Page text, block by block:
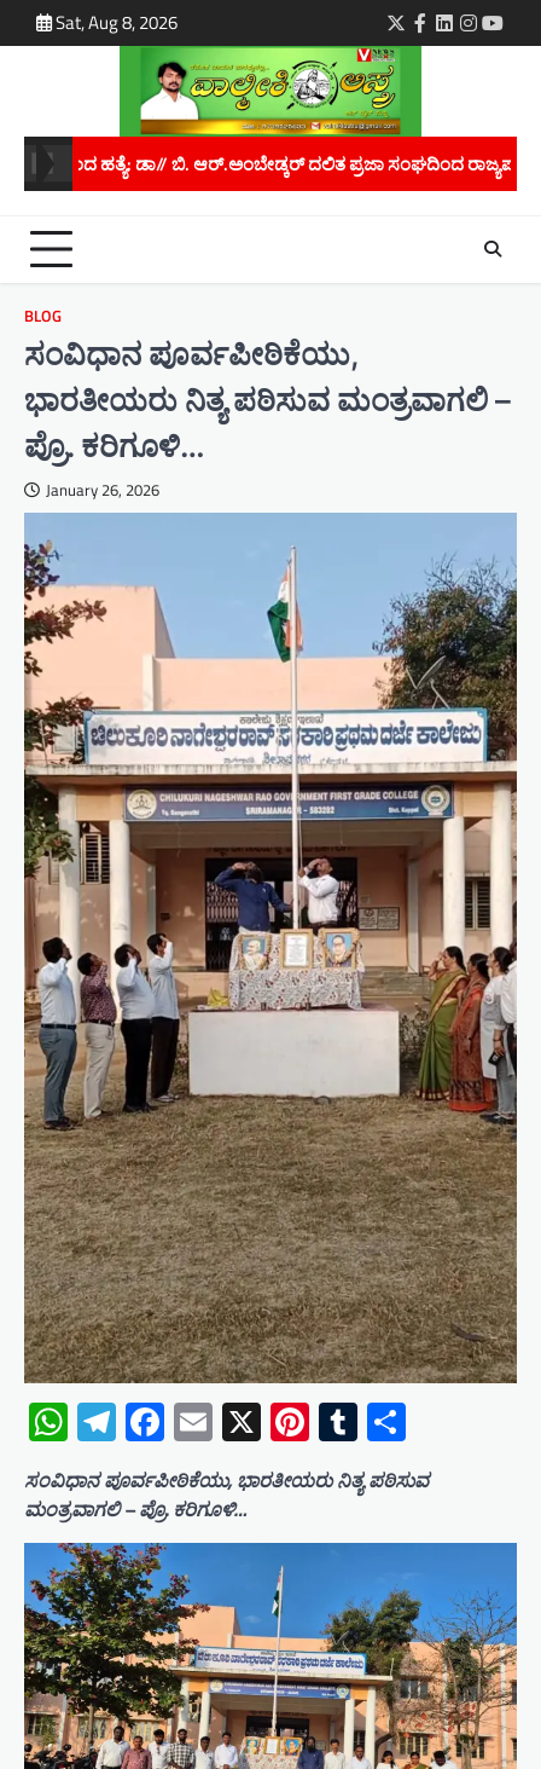
to
Sat, Aug 8, 2026 Twitter
Facebook
LinkedIn
ಪ್ರಜಾ ಸಂಘದಿಂದ ರಾಜ್ಯಪಾಲರಿಗೆ ಮನವಿ.. ಮಾನವ ಕಳ್ಳಸಾಗಾಣಿಕೆ
BLOG
ಸಂವಿಧಾನ ಪೂರ್ವಪೀಠಿಕೆಯು,
ಭಾರತೀಯರು ನಿತ್ಯ ಪಠಿಸುವ ಮಂತ್ರವಾಗಲಿ –
ಪ್ರೊ. ಕರಿಗೂಳಿ…
January 26, 2026
WhatsApp
Telegram
Facebook
Email
X Pinterest
Tumblr
ಸಂವಿಧಾನ ಪೂರ್ವಪೀಠಿಕೆಯು, ಭಾರತೀಯರು ನಿತ್ಯ ಪಠಿಸುವ
ಮಂತ್ರವಾಗಲಿ – ಪ್ರೊ. ಕರಿಗೂಳಿ…